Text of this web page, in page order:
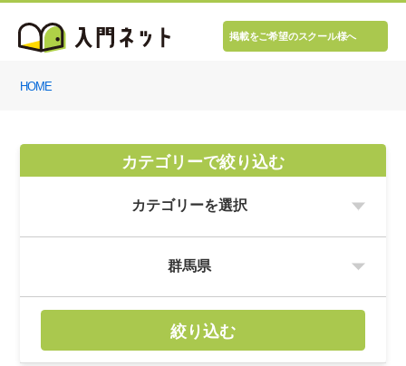
掲載をご希望のスクール様へ
HOME
カテゴリーで絞り込む
絞り込む